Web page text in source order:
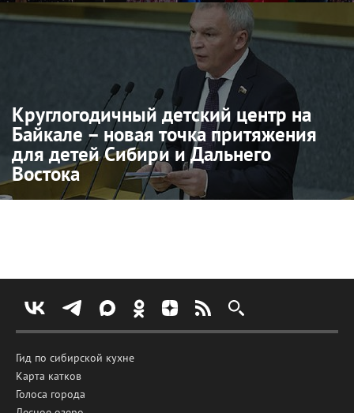
Круглогодичный детский центр на
Байкале – новая точка притяжения
для детей Сибири и Дальнего
Востока
Гид по сибирской кухне
Карта катков
Голоса города